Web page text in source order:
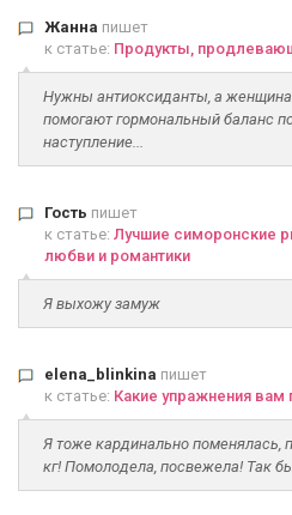
Жанна пишет
к статье: Продукты,
Нужны антиоксиданты, а
помогают гормональный баланс
наступление...
Гость пишет
к статье: Лучшие симоронские
любви и романтики
Я выхожу замуж
elena_blinkina пишет
к статье: Какие упражнения вам
Я тоже кардинально поменялась,
кг! Помолодела, посвежела! Так